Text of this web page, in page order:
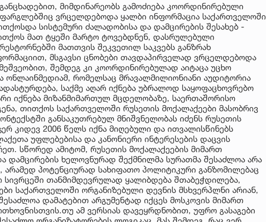
მიმდინარეობს გამოძიება კოორდინირებული
ფარგლებშიც ვრცელდებოდა ყალბი ინფორმაცია საქართველოში
სისტემური ძალადობისა და დამცირების შესახებ -
მათ ტყეში მარტო ტოვებდნენ, დასრულებული
მათთვის შეკვეთილ საკვებს განზრახ
მსგავსი ცნობები თავდაპირველად ვრცელდებოდა
შემდეგ კი კოორდინირებულად აიტაცა უცხო
ონლაინმედიამ, რომელსაც მრავალმილიონიანი აუდიტორია
საქმე აღარ იქნება უბრალოდ საყოფაცხოვრებო
იქნება მიზანმიმართულ მცდელობაზე, საერთაშორისო
თითქოს საქართველოში რუსეთის მოქალაქეები მასობრივ
განსაკუთრებულ მნიშვნელობას იძენს რუსეთის
კიდევ 2006 წელს იქნა მიღებული და ითვალისწინებს
უფლებებისა და კანონიერი ინტერესების დაცვის
სწორედ ამიტომ, რუსეთის მოქალაქეების მიმართ
დამცირების ხელოვნურად შექმნილმა სურათმა შესაძლოა არა
პოტენციურად სახიფათო პოლიტიკური განზომილებაც
სივრცეში თანმიმდევრულად ყალიბდება შთაბეჭდილება,
საქართველოში ორგანიზებული დევნის მსხვერპლნი არიან,
დამატებით არგუმენტად იქცეს მოსკოვის მიმართ
ამ ვერსიას დავეყრდნობით, უფრო გასაგები